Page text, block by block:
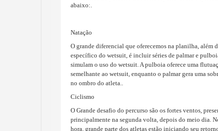
abaixo:.
Natação
O grande diferencial que oferecemos na planilha, além
específico do wetsuit, é incluir séries de palmar e
simulam o uso do wetsuit. A pulboia oferece uma
semelhante ao wetsuit, enquanto o palmar gera uma
no ombro do atleta..
Ciclismo
O Grande desafio do percurso são os fortes ventos,
principalmente na segunda volta, depois do meio dia.
hora, grande parte dos atletas estão iniciando seu